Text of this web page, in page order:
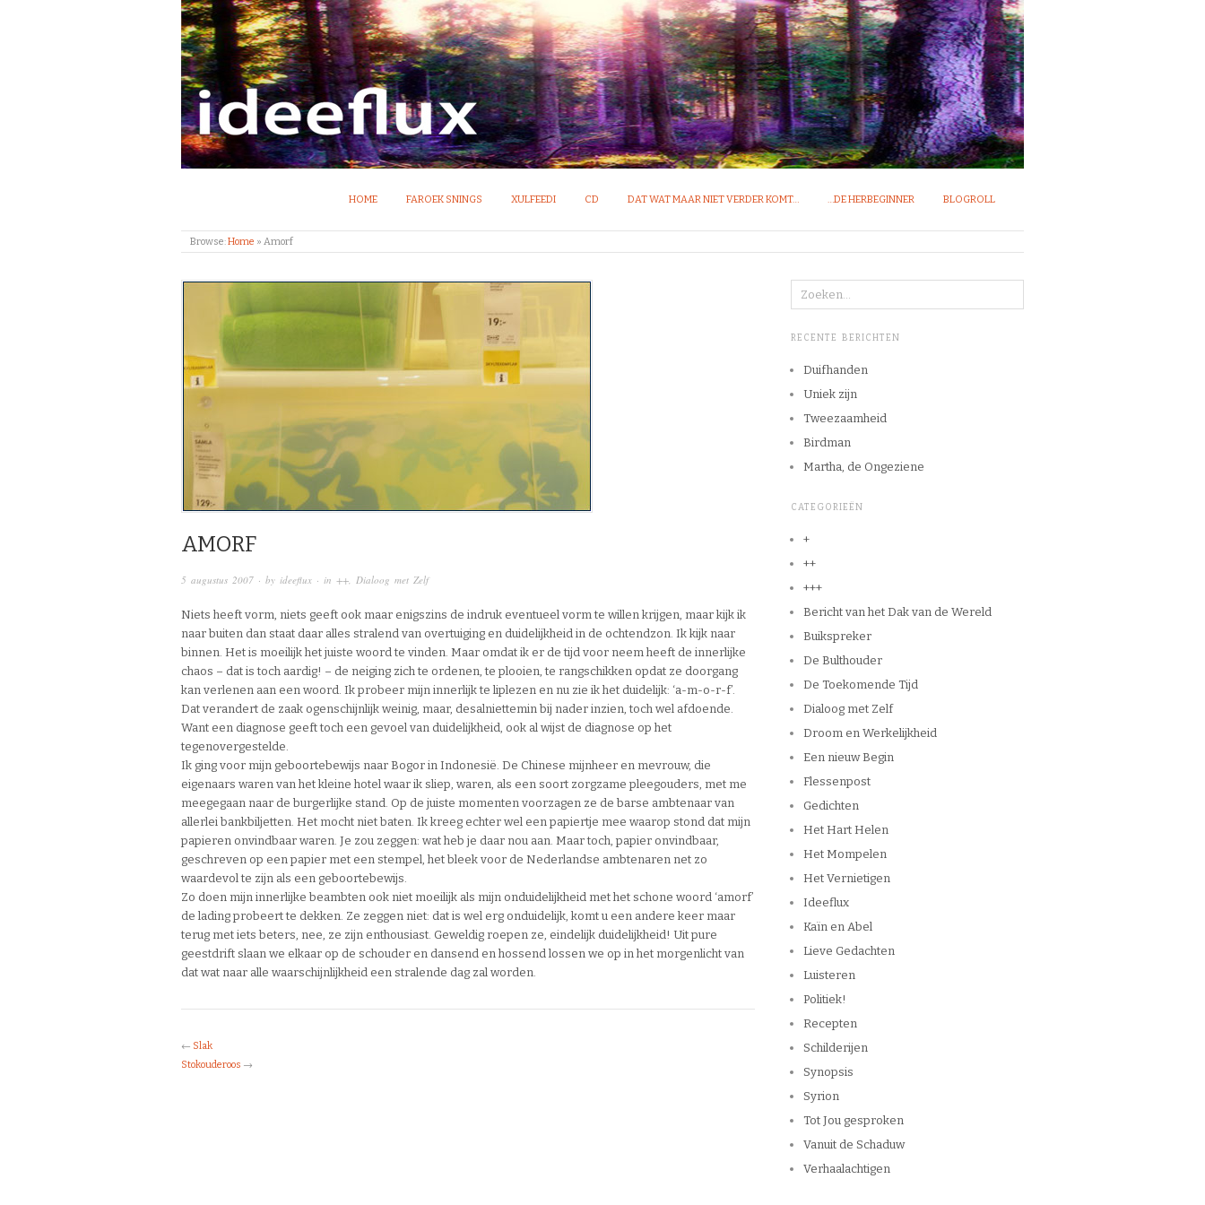
IDEEFLUX | STROOM VAN IDEEËN
HOME FAROEK SNINGS XULFEEDI CD DAT WAT MAAR NIET VERDER KOMT… …DE HERBEGINNER BLOGROLL
Browse:Home » Amorf
AMORF
5 augustus 2007 · by ideeflux · in ++, Dialoog met Zelf
Niets heeft vorm, niets geeft ook maar enigszins de indruk eventueel vorm te willen krijgen, maar kijk ik
naar buiten dan staat daar alles stralend van overtuiging en duidelijkheid in de ochtendzon. Ik kijk naar
binnen. Het is moeilijk het juiste woord te vinden. Maar omdat ik er de tijd voor neem heeft de innerlijke
chaos – dat is toch aardig! – de neiging zich te ordenen, te plooien, te rangschikken opdat ze doorgang
kan verlenen aan een woord. Ik probeer mijn innerlijk te liplezen en nu zie ik het duidelijk: ‘a-m-o-r-f’.
Dat verandert de zaak ogenschijnlijk weinig, maar, desalniettemin bij nader inzien, toch wel afdoende.
Want een diagnose geeft toch een gevoel van duidelijkheid, ook al wijst de diagnose op het
tegenovergestelde.
Ik ging voor mijn geboortebewijs naar Bogor in Indonesië. De Chinese mijnheer en mevrouw, die
eigenaars waren van het kleine hotel waar ik sliep, waren, als een soort zorgzame pleegouders, met me
meegegaan naar de burgerlijke stand. Op de juiste momenten voorzagen ze de barse ambtenaar van
allerlei bankbiljetten. Het mocht niet baten. Ik kreeg echter wel een papiertje mee waarop stond dat mijn
papieren onvindbaar waren. Je zou zeggen: wat heb je daar nou aan. Maar toch, papier onvindbaar,
geschreven op een papier met een stempel, het bleek voor de Nederlandse ambtenaren net zo
waardevol te zijn als een geboortebewijs.
Zo doen mijn innerlijke beambten ook niet moeilijk als mijn onduidelijkheid met het schone woord ‘amorf’
de lading probeert te dekken. Ze zeggen niet: dat is wel erg onduidelijk, komt u een andere keer maar
terug met iets beters, nee, ze zijn enthousiast. Geweldig roepen ze, eindelijk duidelijkheid! Uit pure
geestdrift slaan we elkaar op de schouder en dansend en hossend lossen we op in het morgenlicht van
dat wat naar alle waarschijnlijkheid een stralende dag zal worden.
← Slak
Stokouderoos →
RECENTE BERICHTEN
Duifhanden
Uniek zijn
Tweezaamheid
Birdman
Martha, de Ongeziene
CATEGORIEËN
+
++
+++
Bericht van het Dak van de Wereld
Buikspreker
De Bulthouder
De Toekomende Tijd
Dialoog met Zelf
Droom en Werkelijkheid
Een nieuw Begin
Flessenpost
Gedichten
Het Hart Helen
Het Mompelen
Het Vernietigen
Ideeflux
Kaïn en Abel
Lieve Gedachten
Luisteren
Politiek!
Recepten
Schilderijen
Synopsis
Syrion
Tot Jou gesproken
Vanuit de Schaduw
Verhaalachtigen